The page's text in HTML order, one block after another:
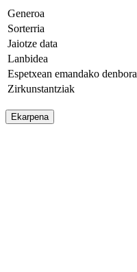
Generoa
Sorterria
Jaiotze data
Lanbidea
Espetxean emandako denbora
Zirkunstantziak